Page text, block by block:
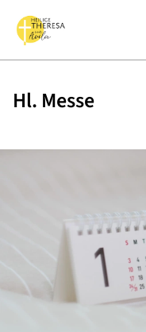
Hl. Messe